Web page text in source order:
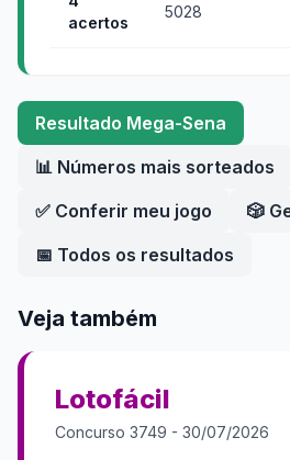
acertos
5028
Resultado Mega-Sena
📊 Números mais sorteados
✅ Conferir meu jogo
🎲
📅 Todos os resultados
Veja também
Lotofácil
Concurso 3749 - 30/07/2026